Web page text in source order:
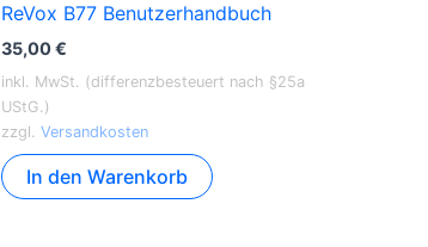
ReVox B77 Benutzerhandbuch
35,00€
inkl. MwSt. (differenzbesteuert nach §25a
UStG.)
zzgl. Versandkosten
In den Warenkorb